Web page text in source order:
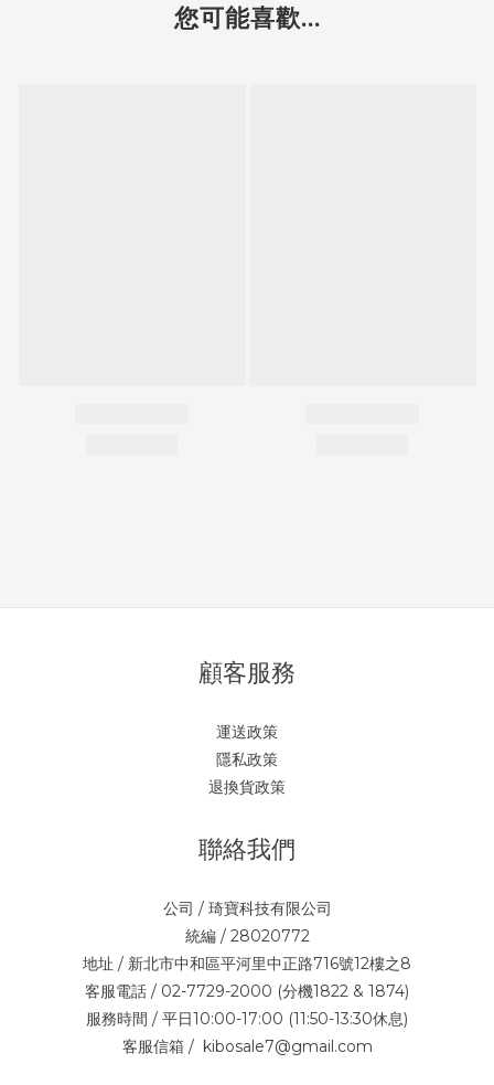
您可能喜歡...
顧客服務
運送政策
隱私政策
退換貨政策
聯絡我們
公司 / 琦寶科技有限公司
統編 / 28020772
地址 / 新北市中和區平河里中正路716號12樓之8
客服電話 / 02-7729-2000 (分機1822 & 1874)
服務時間 / 平日10:00-17:00 (11:50-13:30休息)
客服信箱 / kibosale7@gmail.com